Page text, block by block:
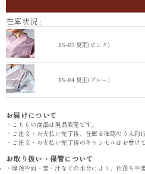
在庫状況 :
BS-83 夏雨(ピンク)
BS-84 夏雨(ブルー)
お届けについて
・こちらの商品は現品販売です。
・ご注文・お支払い完了後、在庫を確認のうえ約1
・ご注文・お支払い完了後のキャンセルはお受け
お取り扱い・保管について
・摩擦や雨・雪・汗などの水分により、色落ちや